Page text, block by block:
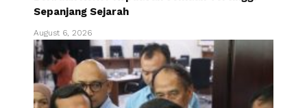
Sepanjang Sejarah
August 6, 2026